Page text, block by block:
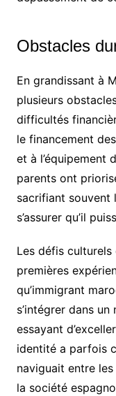
Obstacles
En grandissant à
plusieurs
difficultés
le financement
et à l’équipement
parents ont
sacrifiant souvent
s’assurer qu’il
Les défis
premières
qu’immigrant
s’intégrer dans
essayant
identité a parfois
naviguait entre
la société